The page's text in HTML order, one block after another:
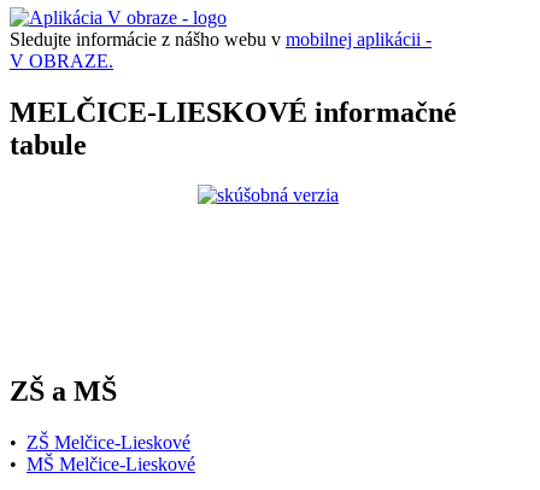
Sledujte informácie z nášho webu v mobilnej aplikácii -
V OBRAZE.
MELČICE-LIESKOVÉ informačné
tabule
ZŠ a MŠ
• ZŠ Melčice-Lieskové
• MŠ Melčice-Lieskové